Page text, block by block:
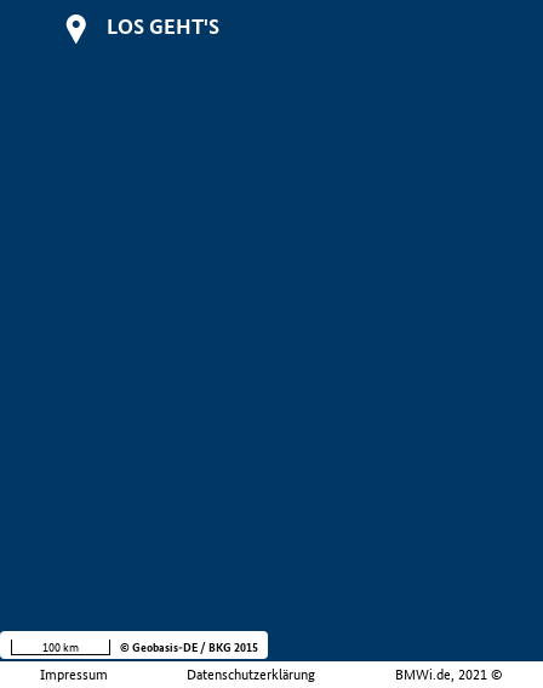
LOS GEHT'S
Impressum Datenschutzerklärung BMWi.de, 2021 ©
100 km © Geobasis-DE / BKG 2015